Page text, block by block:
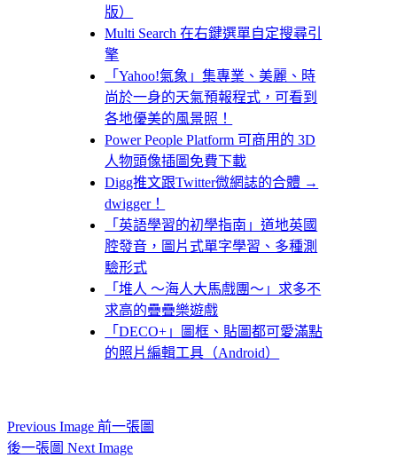
版）
Multi Search 在右鍵選單自定搜尋引
擎
「Yahoo!氣象」集專業、美麗、時
尚於一身的天氣預報程式，可看到
各地優美的風景照！
Power People Platform 可商用的 3D
人物頭像插圖免費下載
Digg推文跟Twitter微網誌的合體 →
dwigger！
「英語學習的初學指南」道地英國
腔發音，圖片式單字學習、多種測
驗形式
「堆人 ～海人大馬戲團～」求多不
求高的疊疊樂遊戲
「DECO+」圖框、貼圖都可愛滿點
的照片編輯工具（Android）
Previous Image 前一張圖
後一張圖 Next Image